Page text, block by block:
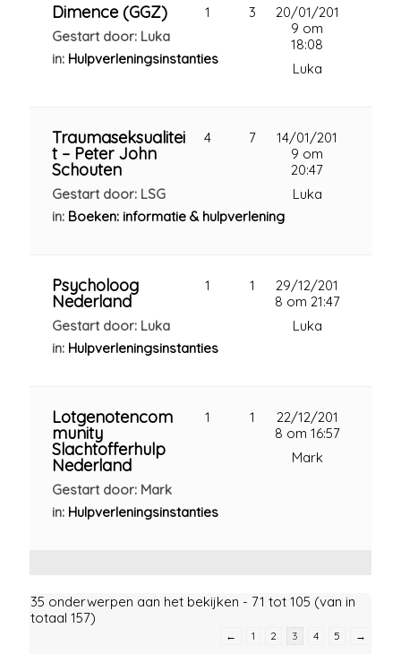
Dimence (GGZ)
Gestart door: Luka
in: Hulpverleningsinstanties
1 3
20/01/201
9 om
18:08
Luka
Traumaseksualitei
t – Peter John
Schouten
Gestart door: LSG
in: Boeken: informatie & hulpverlening
4 7
14/01/201
9 om
20:47
Luka
Psycholoog
Nederland
Gestart door: Luka
in: Hulpverleningsinstanties
1 1
29/12/201
8 om 21:47
Luka
Lotgenotencom
munity
Slachtofferhulp
Nederland
Gestart door: Mark
in: Hulpverleningsinstanties
1 1
22/12/201
8 om 16:57
Mark
35 onderwerpen aan het bekijken - 71 tot 105 (van in
totaal 157)
← 1 2 3 4 5 →